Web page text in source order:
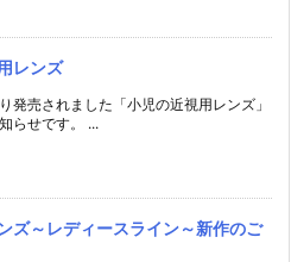
レンズ
発売されました「小児の近視用レンズ」
らせです。 ...
ズ～レディースライン～新作のご